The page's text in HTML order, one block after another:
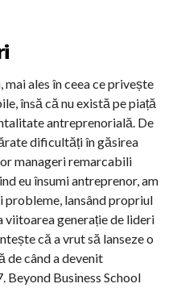
ales în ceea ce privește
însă că nu există pe piață
antreprenorială. De
dificultăți în găsirea
manageri remarcabili
eu însumi antreprenor, am
probleme, lansând propriul
generație de lideri
că a vrut să lanseze o
de când a devenit
Beyond Business School